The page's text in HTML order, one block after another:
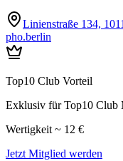
Linienstraße 134,
pho.berlin
Top10 Club Vorteil
Exklusiv für Top10 Club
Wertigkeit ~ 12 €
Jetzt Mitglied werden